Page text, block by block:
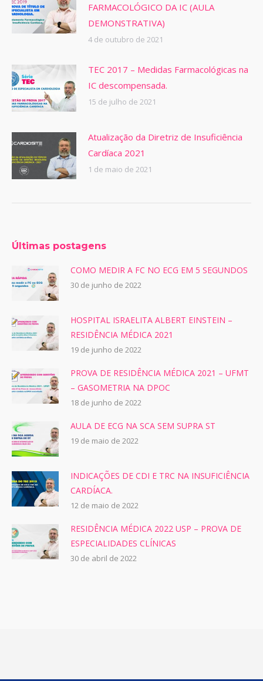
FARMACOLÓGICO DA IC (AULA
DEMONSTRATIVA)
4 de outubro de 2021
TEC 2017 – Medidas Farmacológicas na
IC descompensada.
15 de julho de 2021
Atualização da Diretriz de Insuficiência
Cardíaca 2021
1 de maio de 2021
Últimas postagens
COMO MEDIR A FC NO ECG EM 5 SEGUNDOS
30 de junho de 2022
HOSPITAL ISRAELITA ALBERT EINSTEIN –
RESIDÊNCIA MÉDICA 2021
19 de junho de 2022
PROVA DE RESIDÊNCIA MÉDICA 2021 – UFMT
– GASOMETRIA NA DPOC
18 de junho de 2022
AULA DE ECG NA SCA SEM SUPRA ST
19 de maio de 2022
INDICAÇÕES DE CDI E TRC NA INSUFICIÊNCIA
CARDÍACA.
12 de maio de 2022
RESIDÊNCIA MÉDICA 2022 USP – PROVA DE
ESPECIALIDADES CLÍNICAS
30 de abril de 2022